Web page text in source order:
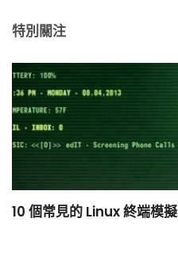
特別關注
10 個常見的 Linux 終端模